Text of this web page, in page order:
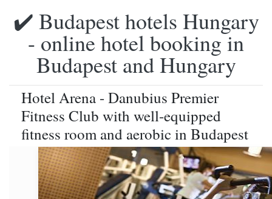
✔️ Budapest hotels Hungary
- online hotel booking in
Budapest and Hungary
Hotel Arena - Danubius Premier
Fitness Club with well-equipped
fitness room and aerobic in Budapest